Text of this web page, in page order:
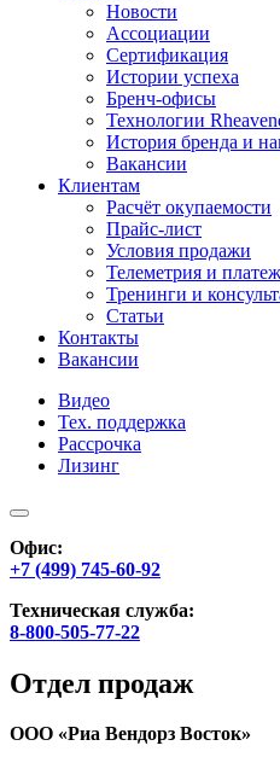
Новости
Ассоциации
Сертификация
Истории успеха
Бренч-офисы
Технологии
История бренда и
Вакансии
Клиентам
Расчёт окупаемости
Прайс-лист
Условия продажи
Телеметрия и
Тренинги и
Статьи
Контакты
Вакансии
Видео
Тех. поддержка
Рассрочка
Лизинг
Офис:
+7 (499) 745-60-92
Техническая служба:
8-800-505-77-22
Отдел продаж
ООО «Риа Вендорз Восток»